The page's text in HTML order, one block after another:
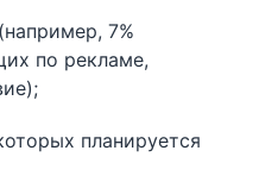
7%
по рекламе,
планируется